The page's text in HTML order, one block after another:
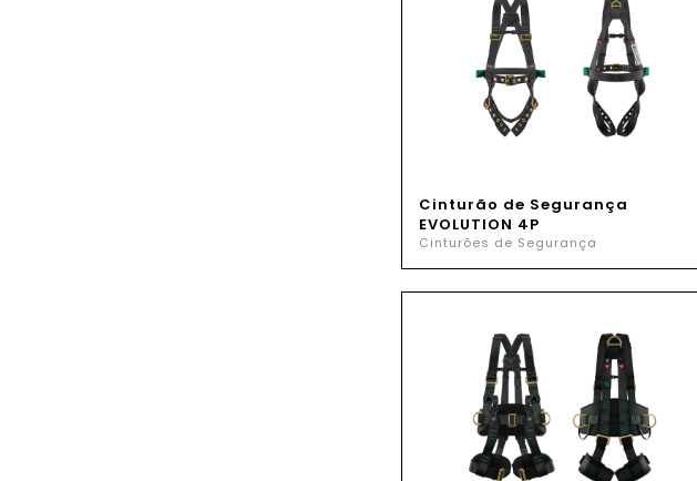
Cinturão de Segurança
EVOLUTION 4P
Cinturões de Segurança